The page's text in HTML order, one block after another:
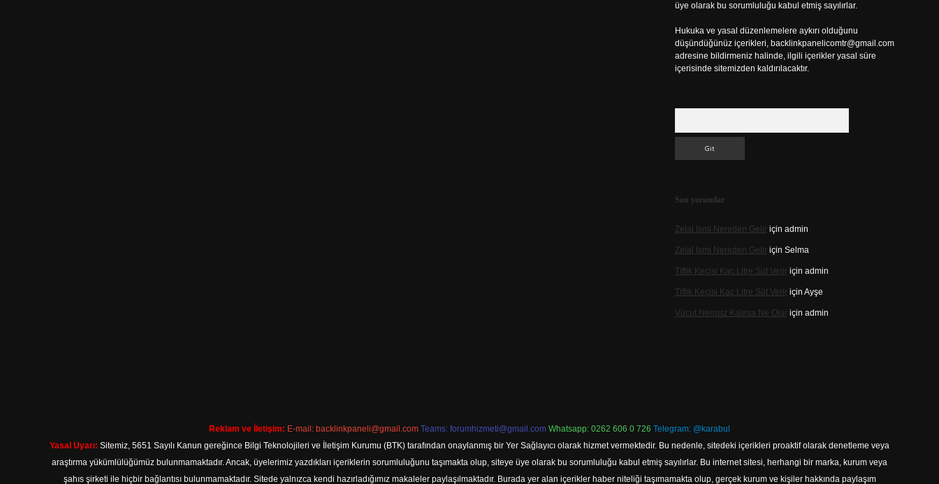
üye olarak bu sorumluluğu kabul etmiş sayılırlar.
Hukuka ve yasal düzenlemelere aykırı olduğunu
düşündüğünüz içerikleri, backlinkpanelicomtr@gmail.com
adresine bildirmeniz halinde, ilgili içerikler yasal süre
içerisinde sitemizden kaldırılacaktır.
Son yorumlar
Zelal Ismi Nereden Geliriçin admin
Zelal Ismi Nereden Geliriçin Selma
Tiftik Keçisi Kaç Litre Süt Veririçin admin
Tiftik Keçisi Kaç Litre Süt Veririçin Ayşe
Vücut Nemsiz Kalırsa Ne Oluriçin admin
Reklam ve İletişim: E-mail: backlinkpaneli@gmail.com Teams: forumhizmeti@gmail.com Whatsapp: 0262 606 0 726 Telegram: @karabul
Yasal Uyarı: Sitemiz, 5651 Sayılı Kanun gereğince Bilgi Teknolojileri ve İletişim Kurumu (BTK) tarafından onaylanmış bir Yer Sağlayıcı olarak hizmet vermektedir. Bu nedenle, sitedeki içerikleri proaktif olarak denetleme veya
araştırma yükümlülüğümüz bulunmamaktadır. Ancak, üyelerimiz yazdıkları içeriklerin sorumluluğunu taşımakta olup, siteye üye olarak bu sorumluluğu kabul etmiş sayılırlar. Bu internet sitesi, herhangi bir marka, kurum veya
şahıs şirketi ile hiçbir bağlantısı bulunmamaktadır. Sitede yalnızca kendi hazırladığımız makaleler paylaşılmaktadır. Burada yer alan içerikler haber niteliği taşımamakta olup, gerçek kurum ve kişiler hakkında paylaşım